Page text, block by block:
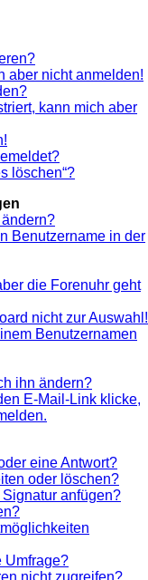
aber nicht anmelden!
kann mich aber
löschen“?
Benutzername in der
die Forenuhr geht
nicht zur Auswahl!
Benutzernamen
ihn ändern?
E-Mail-Link klicke,
eine Antwort?
oder löschen?
anfügen?
Umfrage?
nicht zugreifen?